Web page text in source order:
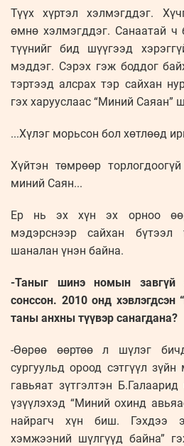
Түүх хүртэл хэлмэгддэг.
өмнө хэлмэгддэг. Санаатай ч
түүнийг бид шүүгээд
мэддэг. Сэрэх гэж боддог
тэртээд алсрах тэр сайхан
гэх харууслаас “Миний Саяан”
...Хүлэг морьсон бол хөтлөөд
Хүйтэн төмрөөр
миний Саян...
Ер нь эх хүн эх орноо
мэдэрснээр сайхан
шаналан үнэн байна.
-Таныг шинэ номын завгүй
сонссон. 2010 онд хэвлэгдсэн
таны анхны түүвэр санагдана?
-Өөрөө өөртөө л шүлэг
сургуульд ороод сэтгүүл
гавьяат зүтгэлтэн
үзүүлэхэд “Миний охинд
найрагч хүн биш. Гэхдээ
хэмжээний шүлгүүд байна”